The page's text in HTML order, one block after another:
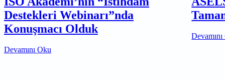
Destekleri Webinarı”nda
Konuşmacı Olduk
Devamını Oku